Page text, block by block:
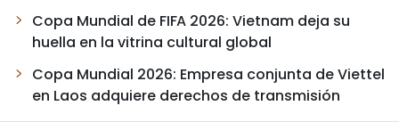
Copa Mundial de FIFA 2026: Vietnam deja su
huella en la vitrina cultural global
Copa Mundial 2026: Empresa conjunta de Viettel
en Laos adquiere derechos de transmisión